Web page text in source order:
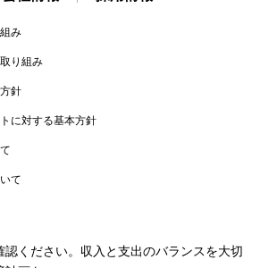
み
り組み
針
に対する基本方針
て
認ください。収入と支出のバランスを大切